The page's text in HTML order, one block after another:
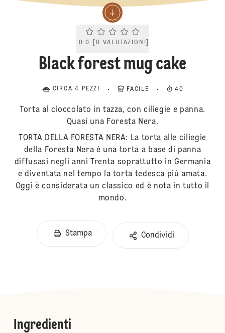
Current rating 0.0. Click to rate.
0.0 0 VALUTAZIONI
Black forest mug cake
CIRCA 4 PEZZI FACILE 40
Torta al cioccolato in tazza, con ciliegie e panna.
Quasi una Foresta Nera.
TORTA DELLA FORESTA NERA: La torta alle ciliegie
della Foresta Nera è una torta a base di panna
diffusasi negli anni Trenta soprattutto in Germania
e diventata nel tempo la torta tedesca più amata.
Oggi è considerata un classico ed è nota in tutto il
mondo.
Stampa Condividi
Ingredienti